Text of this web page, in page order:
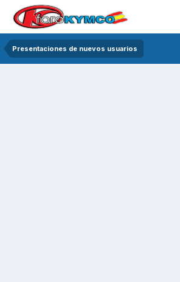
Presentaciones de nuevos usuarios